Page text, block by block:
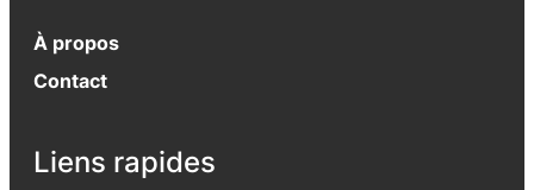
À propos
Contact
Liens rapides